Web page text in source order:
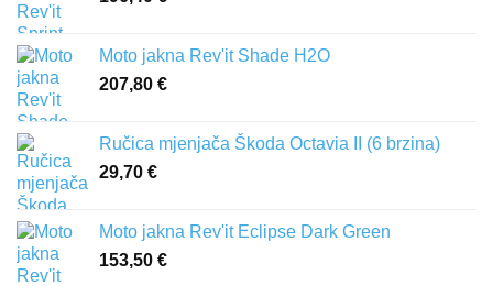
Moto jakna Rev'it Shade H2O
207,80 €
Ručica mjenjača Škoda Octavia II (6 brzina)
29,70 €
Moto jakna Rev'it Eclipse Dark Green
153,50 €